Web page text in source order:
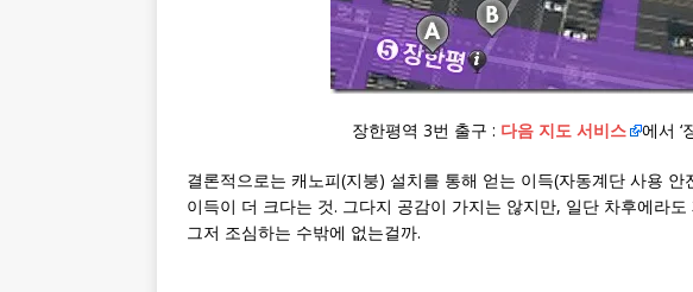
장한평역 3번 출구 : 다음 지도 서비스 에서 ‘
결론적으로는 캐노피(지붕) 설치를 통해 얻는 이득(자동계단 사용
이득이 더 크다는 것. 그다지 공감이 가지는 않지만, 일단 차후에라
그저 조심하는 수밖에 없는걸까.